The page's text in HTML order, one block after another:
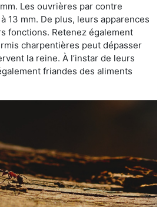
Les ouvrières par contre
13 mm. De plus, leurs apparences
fonctions. Retenez également
charpentières peut dépasser
la reine. À l’instar de leurs
friandes des aliments